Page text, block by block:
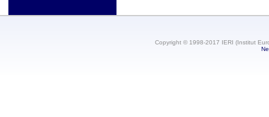
Copyright © 1998-2017 IERI (Institut